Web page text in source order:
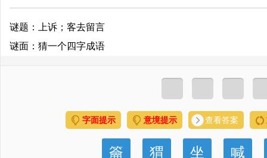
谜题：上诉；客去留言
谜面：猜一个四字成语
字面提示 意境提示 查看答案
籥 猬 坐 喊